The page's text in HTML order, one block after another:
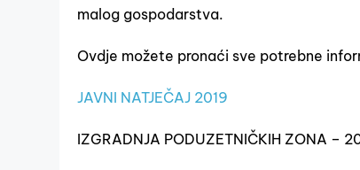
malog gospodarstva.
Ovdje možete pronaći sve potrebne
JAVNI NATJEČAJ 2019
IZGRADNJA PODUZETNIČKIH ZONA –